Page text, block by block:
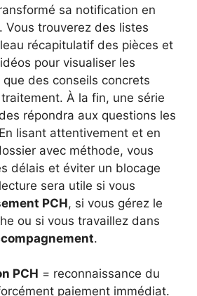
sa notification en
Vous trouverez des listes
récapitulatif des pièces et
pour visualiser les
des conseils concrets
À la fin, une série
répondra aux questions les
lisant attentivement et en
avec méthode, vous
délais et éviter un blocage
sera utile si vous
PCH, si vous gérez le
ou si vous travaillez dans
.
PCH = reconnaissance du
paiement immédiat.